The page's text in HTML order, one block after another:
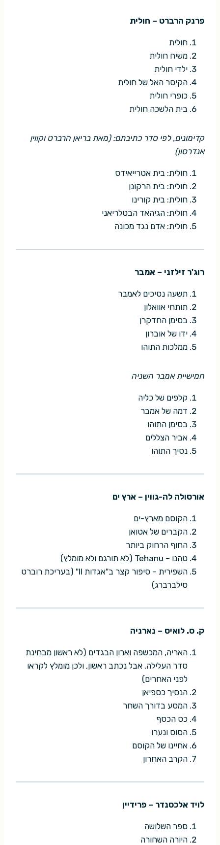
פרנק הרברט – חולית
חולית
משיח חולית
ילדי חולית
הקיסר האל של חולית
כופרי חולית
בית הלשכה חולית
קדימונים, לפי סדר כתיבתם: (מאת בריאן הרברט וקווין
אנדרסון)
חולית: בית אטרייאידס
חולית: בית הרקונן
חולית: בית קורינו
חולית: הגיהאד הבטלריאני
חולית: אדם נגד מכונה
רוג'ר זילזני – אמבר
תשעה נסיכים לאמבר
תותחי אוואלון
בסימן החדקרן
ידו של אוברון
ממלכות התוהו
חמישיית אמבר השניה
קלפים של כליה
דמה של אמבר
בסימן התוהו
אביר הצללים
נסיך התוהו
אורסולה לה-גווין – ארץ ים
הקוסם מארץ-ים
הקברים של אטואן
החוף הרחוק ביותר
טהנו – Tehanu (לא תורגם ולא מומלץ)
השפירית – סיפור קצר ב"אגדות II" (בעריכת רוברט
סילברברג)
ק. ס. לואיס – נארניה
האריה, המכשפה וארון הבגדים (לא ראשון מבחינת
סדר העלילה, אבל נכתב ראשון, ולכן מומלץ לקראו
לפני האחרים)
הנסיך כספיאן
המסע בדורך השחר
כס הכסף
הסוס ונערו
אחיינו של הקוסם
הקרב האחרון
לויד אלכסנדר – פרידיין
ספר השלושה
היורה השחורה